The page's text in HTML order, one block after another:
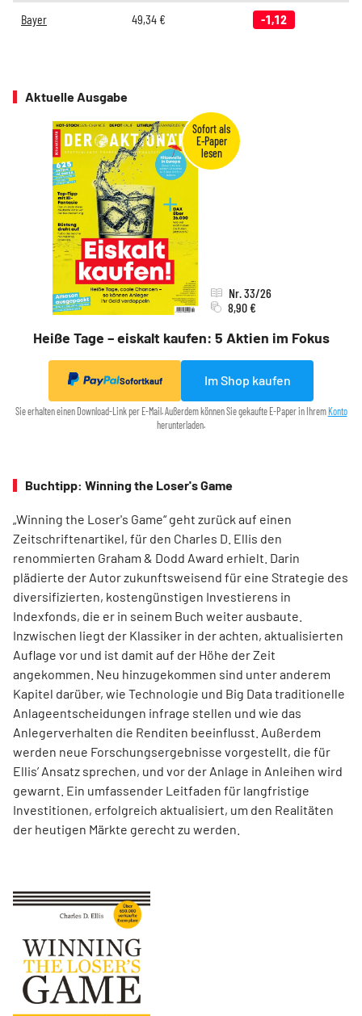
Bayer 49,34€ -1,12
Aktuelle Ausgabe
Heiße Tage – eiskalt kaufen: 5 Aktien im Fokus
Nr. 33/26
8,90 €
Sofortkauf Im Shop kaufen
Sie erhalten einen Download-Link per E-Mail. Außerdem können Sie gekaufte E-Paper in IhremKonto
herunterladen.
Buchtipp: Winning the Loser's Game
„Winning the Loser's Game“ geht zurück auf einen
Zeitschriftenartikel, für den Charles D. Ellis den
renommierten Graham & Dodd Award erhielt. Darin
plädierte der Autor zukunftsweisend für eine Strategie des
diversifizierten, kostengünstigen Investierens in
Indexfonds, die er in seinem Buch weiter ausbaute.
Inzwischen liegt der Klassiker in der achten, aktualisierten
Auflage vor und ist damit auf der Höhe der Zeit
angekommen. Neu hinzugekommen sind unter anderem
Kapitel darüber, wie Technologie und Big Data traditionelle
Anlageentscheidungen infrage stellen und wie das
Anlegerverhalten die Renditen beeinflusst. Außerdem
werden neue Forschungsergebnisse vorgestellt, die für
Ellis’ Ansatz sprechen, und vor der Anlage in Anleihen wird
gewarnt. Ein umfassender Leitfaden für langfristige
Investitionen, erfolgreich aktualisiert, um den Realitäten
der heutigen Märkte gerecht zu werden.